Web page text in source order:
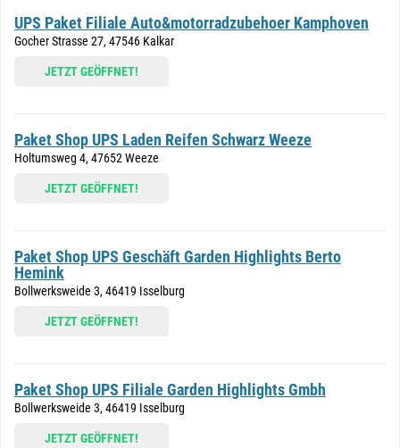
UPS Paket Filiale Auto&motorradzubehoer Kamphoven
Gocher Strasse 27, 47546 Kalkar
JETZT GEÖFFNET!
Paket Shop UPS Laden Reifen Schwarz Weeze
Holtumsweg 4, 47652 Weeze
JETZT GEÖFFNET!
Paket Shop UPS Geschäft Garden Highlights Berto
Hemink
Bollwerksweide 3, 46419 Isselburg
JETZT GEÖFFNET!
Paket Shop UPS Filiale Garden Highlights Gmbh
Bollwerksweide 3, 46419 Isselburg
JETZT GEÖFFNET!